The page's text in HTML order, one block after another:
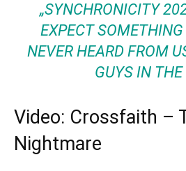
„SYNCHRONICITY
EXPECT SOMETHING
NEVER HEARD FROM
GUYS IN THE
Video: Crossfaith –
Nightmare